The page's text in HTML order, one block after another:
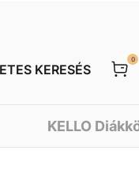
KERESÉS
0
KELLO